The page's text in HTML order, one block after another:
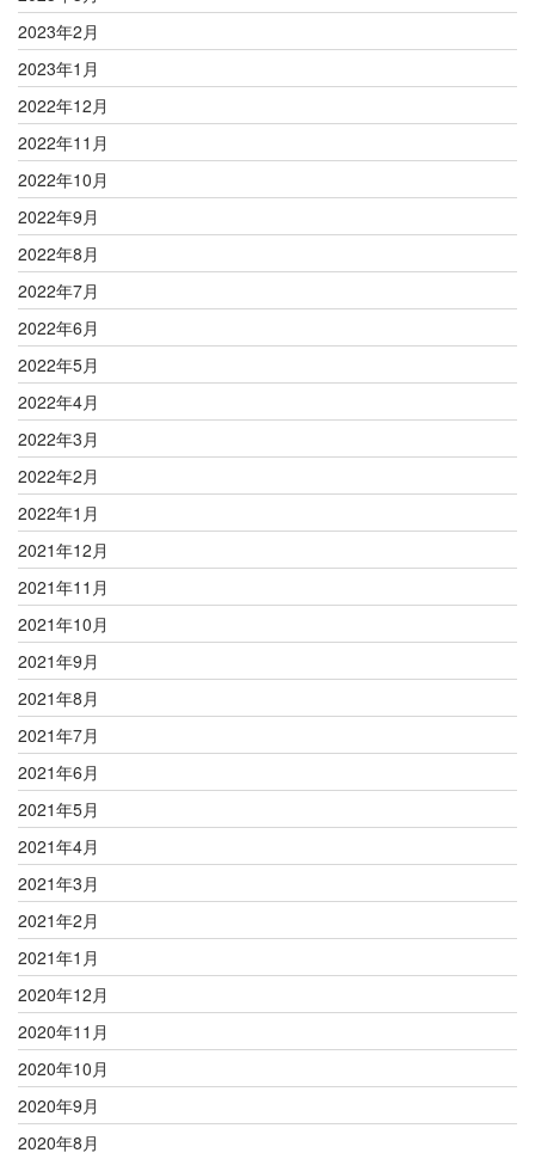
2023年2月
2023年1月
2022年12月
2022年11月
2022年10月
2022年9月
2022年8月
2022年7月
2022年6月
2022年5月
2022年4月
2022年3月
2022年2月
2022年1月
2021年12月
2021年11月
2021年10月
2021年9月
2021年8月
2021年7月
2021年6月
2021年5月
2021年4月
2021年3月
2021年2月
2021年1月
2020年12月
2020年11月
2020年10月
2020年9月
2020年8月